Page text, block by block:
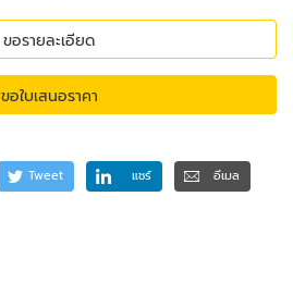
ขอรายละเอียด
ขอใบเสนอราคา
Tweet แชร์
อีเมล